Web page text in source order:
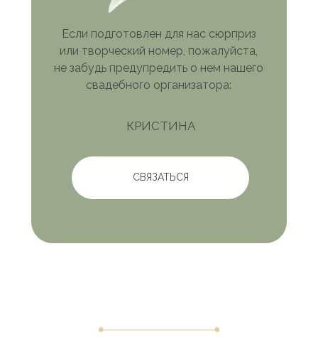
Если подготовлен для нас сюрприз
или творческий номер, пожалуйста,
не забудь предупредить о нем нашего
свадебного организатора:
КРИСТИНА
СВЯЗАТЬСЯ